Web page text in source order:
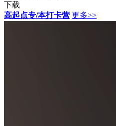
下载
高起点专/本打卡营 更多>>